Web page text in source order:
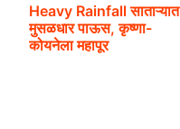
Heavy Rainfall साताऱ्यात
मुसळधार पाऊस, कृष्णा-
कोयनेला महापूर